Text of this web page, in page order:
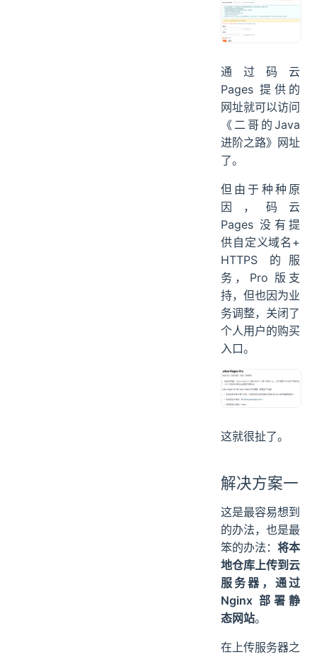
务的同步工作。
通过码云
Pages 提供的
网址就可以访问
《二哥的Java
进阶之路》网址
了。
但由于种种原
因，码云
Pages 没有提
供自定义域名+
HTTPS 的服
务，Pro 版支
持，但也因为业
务调整，关闭了
个人用户的购买
入口。
这就很扯了。
解决方案一
这是最容易想到
的办法，也是最
笨的办法：将本
地仓库上传到云
服务器，通过
Nginx 部署静